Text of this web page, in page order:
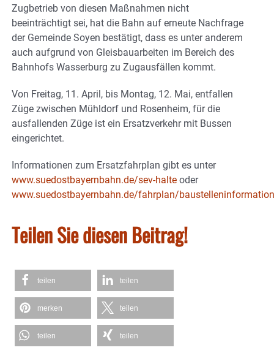
Zugbetrieb von diesen Maßnahmen nicht
beeinträchtigt sei, hat die Bahn auf erneute Nachfrage
der Gemeinde Soyen bestätigt, dass es unter anderem
auch aufgrund von Gleisbauarbeiten im Bereich des
Bahnhofs Wasserburg zu Zugausfällen kommt.
Von Freitag, 11. April, bis Montag, 12. Mai, entfallen
Züge zwischen Mühldorf und Rosenheim, für die
ausfallenden Züge ist ein Ersatzverkehr mit Bussen
eingerichtet.
Informationen zum Ersatzfahrplan gibt es unter
www.suedostbayernbahn.de/sev-halte oder
www.suedostbayernbahn.de/fahrplan/
Teilen Sie diesen Beitrag!
teilen teilen
merken teilen
teilen teilen